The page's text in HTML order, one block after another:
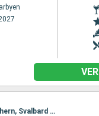
Itinerario : Copenhague, Fosnavåg, Bronnoysund, Svolvaer, Tromso, Bear Island, Svalbard Southern, Svalbard Northern, Longyearbyen